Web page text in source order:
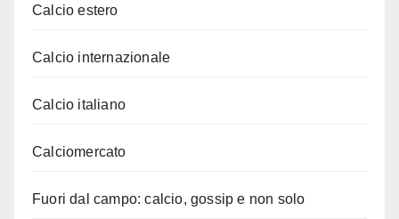
Calcio estero
Calcio internazionale
Calcio italiano
Calciomercato
Fuori dal campo: calcio, gossip e non solo